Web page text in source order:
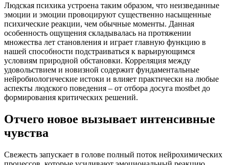
Людская психика устроена таким образом, что неизведанные
эмоции и эмоции провоцируют существенно насыщенные
психические реакции, чем обычные моменты. Данная
особенность ощущения складывалась на протяжении
множества лет становления и играет главную функцию в
нашей способности подстраиваться к варьирующимся
условиям природной обстановки. Корреляция между
удовольствием и новизной содержит фундаментальные
нейробиологические истоки и влияет практически на любые
аспекты людского поведения – от отбора досуга mostbet до
формирования критических решений.
Отчего новое вызывает интенсивные
чувства
Свежесть запускает в голове полный поток нейрохимических